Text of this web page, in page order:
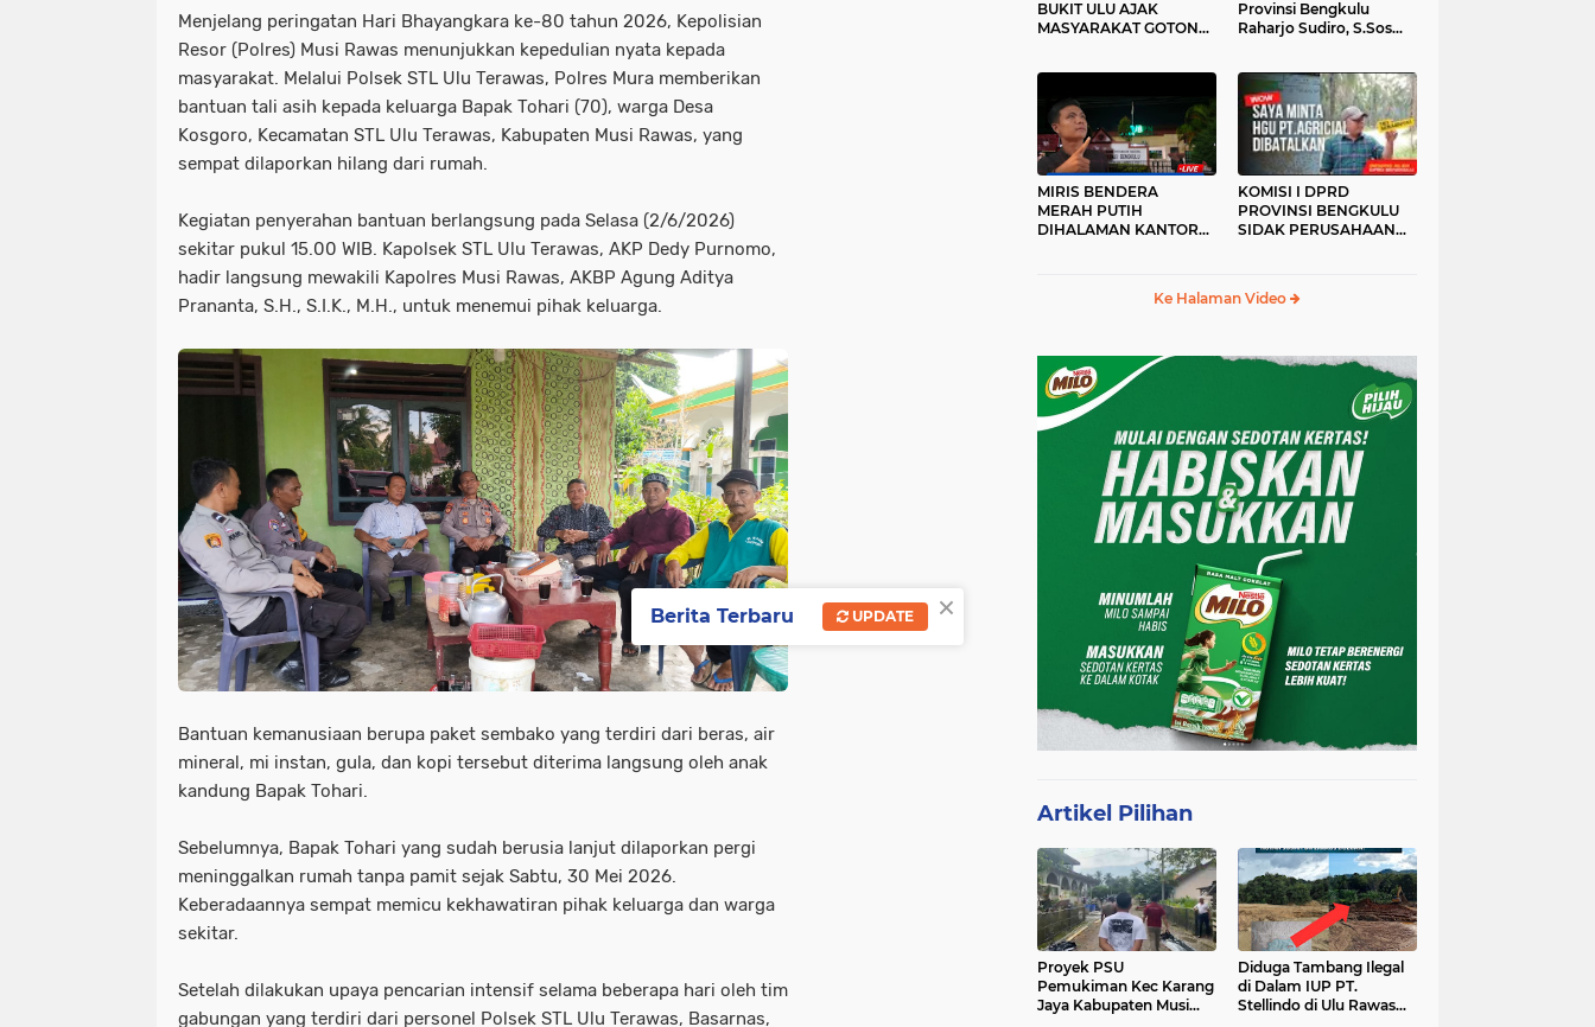
Menjelang peringatan Hari Bhayangkara ke-80 tahun 2026, Kepolisian
Resor (Polres) Musi Rawas menunjukkan kepedulian nyata kepada
masyarakat. Melalui Polsek STL Ulu Terawas, Polres Mura memberikan
bantuan tali asih kepada keluarga Bapak Tohari (70), warga Desa
Kosgoro, Kecamatan STL Ulu Terawas, Kabupaten Musi Rawas, yang
sempat dilaporkan hilang dari rumah.
Kegiatan penyerahan bantuan berlangsung pada Selasa (2/6/2026)
sekitar pukul 15.00 WIB. Kapolsek STL Ulu Terawas, AKP Dedy Purnomo,
hadir langsung mewakili Kapolres Musi Rawas, AKBP Agung Aditya
Prananta, S.H., S.I.K., M.H., untuk menemui pihak keluarga.
Bantuan kemanusiaan berupa paket sembako yang terdiri dari beras, air
mineral, mi instan, gula, dan kopi tersebut diterima langsung oleh anak
kandung Bapak Tohari.
Sebelumnya, Bapak Tohari yang sudah berusia lanjut dilaporkan pergi
meninggalkan rumah tanpa pamit sejak Sabtu, 30 Mei 2026.
Keberadaannya sempat memicu kekhawatiran pihak keluarga dan warga
sekitar.
Setelah dilakukan upaya pencarian intensif selama beberapa hari oleh tim
gabungan yang terdiri dari personel Polsek STL Ulu Terawas, Basarnas,
BUKIT ULU AJAK
MASYARAKAT GOTONG
Provinsi Bengkulu
Raharjo Sudiro, S.Sos
MIRIS BENDERA
MERAH PUTIH
DIHALAMAN KANTOR
KOMISI I DPRD
PROVINSI BENGKULU
SIDAK PERUSAHAAN
Ke Halaman Video
Artikel Pilihan
Proyek PSU
Pemukiman Kec Karang
Jaya Kabupaten Musi
Diduga Tambang Ilegal
di Dalam IUP PT.
Stellindo di Ulu Rawas
×
Berita Terbaru UPDATE